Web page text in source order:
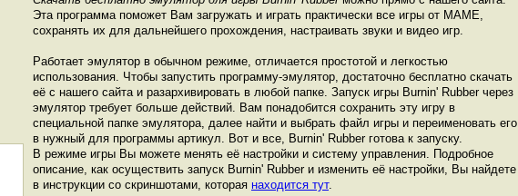
Эта программа поможет Вам загружать и играть практически все игры от МАМЕ,
сохранять их для дальнейшего прохождения, настраивать звуки и видео игр.
Работает эмулятор в обычном режиме, отличается простотой и легкостью
использования. Чтобы запустить программу-эмулятор, достаточно бесплатно скачать
её с нашего сайта и разархивировать в любой папке. Запуск игры Burnin' Rubber через
эмулятор требует больше действий. Вам понадобится сохранить эту игру в
специальной папке эмулятора, далее найти и выбрать файл игры и переименовать его
в нужный для программы артикул. Вот и все, Burnin' Rubber готова к запуску.
В режиме игры Вы можете менять её настройки и систему управления. Подробное
описание, как осуществить запуск Burnin' Rubber и изменить её настройки, Вы найдете
в инструкции со скриншотами, которая находится тут.